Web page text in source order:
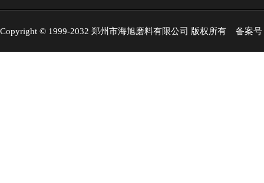
Copyright © 1999-2032 郑州市海旭磨料有限公司 版权所有 备案号